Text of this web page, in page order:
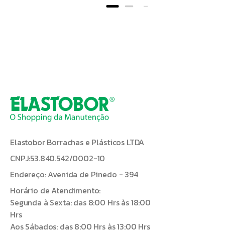
Elastobor Borrachas e Plásticos LTDA
CNPJ:53.840.542/0002-10
Endereço: Avenida de Pinedo - 394
Horário de Atendimento:
Segunda à Sexta: das 8:00 Hrs às 18:00
Hrs
Aos Sábados: das 8:00 Hrs às 13:00 Hrs